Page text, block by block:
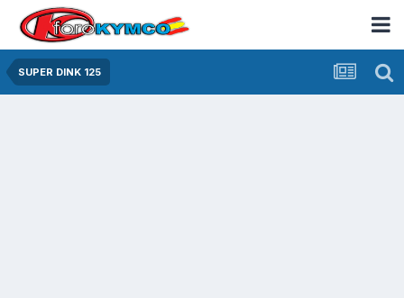
SUPER DINK 125